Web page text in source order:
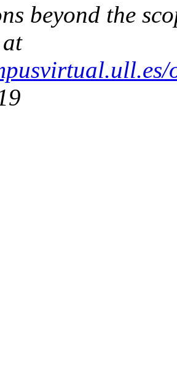
beyond the